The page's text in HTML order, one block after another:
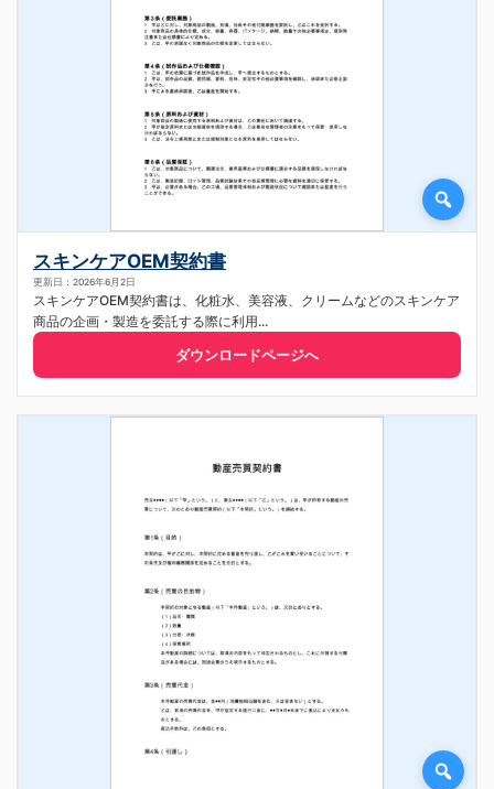
スキンケアOEM契約書
更新日：2026年6月2日
スキンケアOEM契約書は、化粧水、美容液、クリームなどのスキンケア
商品の企画・製造を委託する際に利用...
ダウンロードページへ